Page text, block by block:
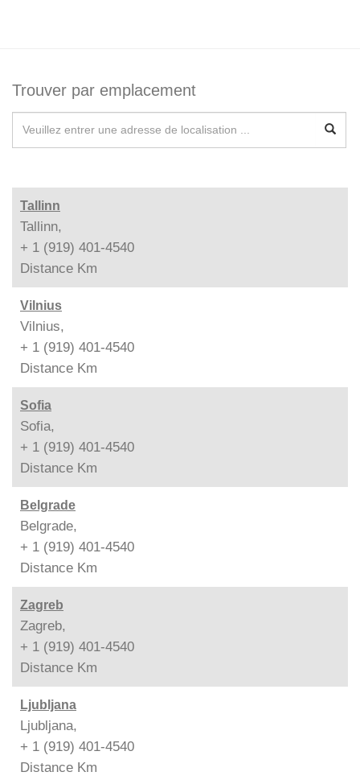
Trouver par emplacement
Tallinn
Tallinn,
+ 1 (919) 401-4540
Distance Km
Vilnius
Vilnius,
+ 1 (919) 401-4540
Distance Km
Sofia
Sofia,
+ 1 (919) 401-4540
Distance Km
Belgrade
Belgrade,
+ 1 (919) 401-4540
Distance Km
Zagreb
Zagreb,
+ 1 (919) 401-4540
Distance Km
Ljubljana
Ljubljana,
+ 1 (919) 401-4540
Distance Km